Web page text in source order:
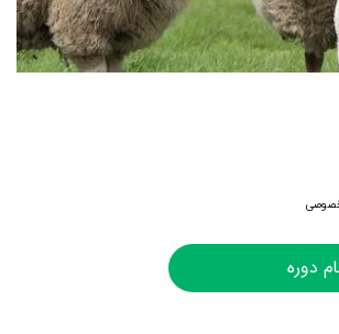
دوره